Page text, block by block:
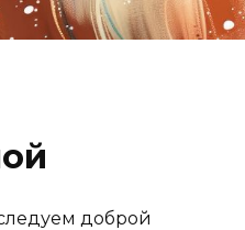
доброй